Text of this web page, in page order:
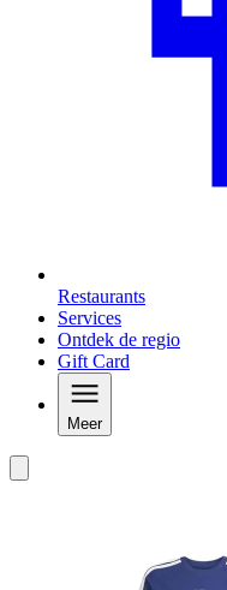
Restaurants
Services
Ontdek de regio
Gift Card
Meer